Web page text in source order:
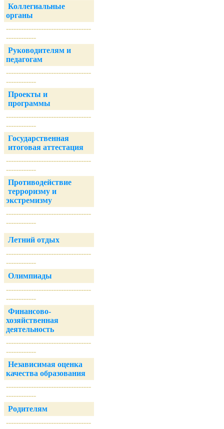
Коллегиальные
органы
----------------------------------
------------
Руководителям и
педагогам
----------------------------------
------------
Проекты и
программы
----------------------------------
------------
Государственная
итоговая аттестация
----------------------------------
------------
Противодействие
терроризму и
экстремизму
----------------------------------
------------
Летний отдых
----------------------------------
------------
Олимпиады
----------------------------------
------------
Финансово-
хозяйственная
деятельность
----------------------------------
------------
Независимая оценка
качества образования
----------------------------------
------------
Родителям
----------------------------------